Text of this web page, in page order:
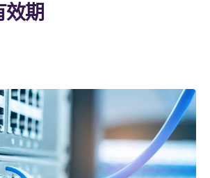
效期